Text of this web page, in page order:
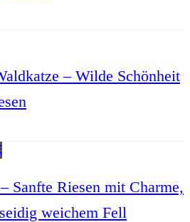
– Wilde Schönheit
Sanfte Riesen mit Charme,
weichem Fell